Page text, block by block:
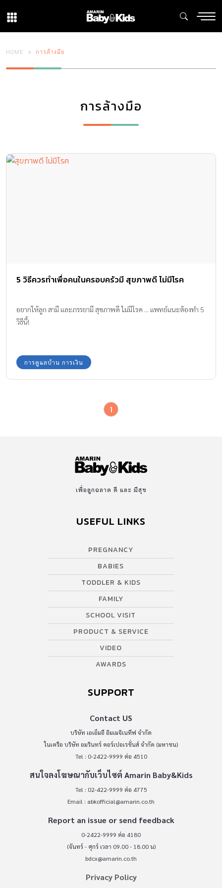
HOME การล้างมือ
การล้างมือ
5 วิธีควรทำเพื่อคนในครอบครัวมี สุขภาพดี ไม่มีโรค
อยากให้ลูก สามี และภรรยามี สุขภาพดี ไม่มีโรค ... แพทย์แนะต้องทำ 5
วิธีนี้!
การดูแลบ้าน การเงิน
1
เพื่อลูกฉลาด ดี และ มีสุข
USEFUL LINKS
PREGNANCY
BABIES
TODDLER & KIDS
FAMILY
SCHOOL VISIT
PRODUCT & SERVICE
VIDEO
AWARDS
SUPPORT
Contact US
บริษัท เอเอ็มอี อิมเมจิเนทีฟ จำกัด
ในเครือ บริษัท อมรินทร์ คอร์เปอเรชั่นส์ จำกัด (มหาชน)
Tel : 0-2422-9999 ต่อ 4510
สนใจลงโฆษณากับเว็บไซต์ Amarin Baby&Kids
Tel : 02-422-9999 ต่อ 4775
Email : abkofficial@amarin.co.th
Report an issue or send feedback
0-2422-9999 ต่อ 4180
(จันทร์ - ศุกร์ เวลา 09.00 - 18.00 น)
bdcx@amarin.co.th
Privacy Policy